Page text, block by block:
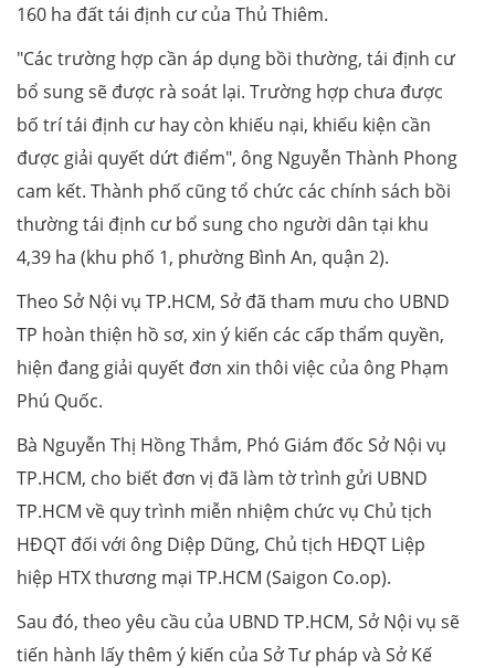
160 ha đất tái định cư của Thủ Thiêm.
"Các trường hợp cần áp dụng bồi thường, tái định cư
bổ sung sẽ được rà soát lại. Trường hợp chưa được
bố trí tái định cư hay còn khiếu nại, khiếu kiện cần
được giải quyết dứt điểm", ông Nguyễn Thành Phong
cam kết. Thành phố cũng tổ chức các chính sách bồi
thường tái định cư bổ sung cho người dân tại khu
4,39 ha (khu phố 1, phường Bình An, quận 2).
Theo Sở Nội vụ TP.HCM, Sở đã tham mưu cho UBND
TP hoàn thiện hồ sơ, xin ý kiến các cấp thẩm quyền,
hiện đang giải quyết đơn xin thôi việc của ông Phạm
Phú Quốc.
Bà Nguyễn Thị Hồng Thắm, Phó Giám đốc Sở Nội vụ
TP.HCM, cho biết đơn vị đã làm tờ trình gửi UBND
TP.HCM về quy trình miễn nhiệm chức vụ Chủ tịch
HĐQT đối với ông Diệp Dũng, Chủ tịch HĐQT Liệp
hiệp HTX thương mại TP.HCM (Saigon Co.op).
Sau đó, theo yêu cầu của UBND TP.HCM, Sở Nội vụ sẽ
tiến hành lấy thêm ý kiến của Sở Tư pháp và Sở Kế